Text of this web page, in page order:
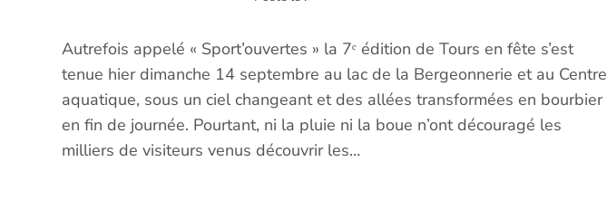
Autrefois appelé « Sport’ouvertes » la 7ᵉ édition de Tours en fête s’est
tenue hier dimanche 14 septembre au lac de la Bergeonnerie et au Centre
aquatique, sous un ciel changeant et des allées transformées en bourbier
en fin de journée. Pourtant, ni la pluie ni la boue n’ont découragé les
milliers de visiteurs venus découvrir les…